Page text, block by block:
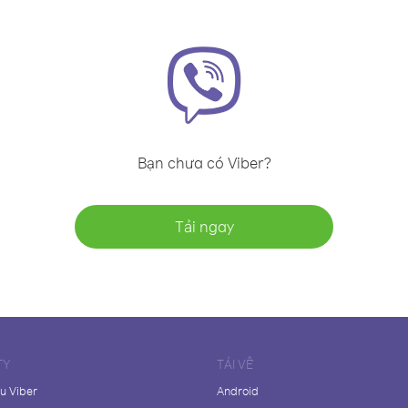
Bạn chưa có Viber?
Tải ngay
Viber
TẢI VỀ
Android